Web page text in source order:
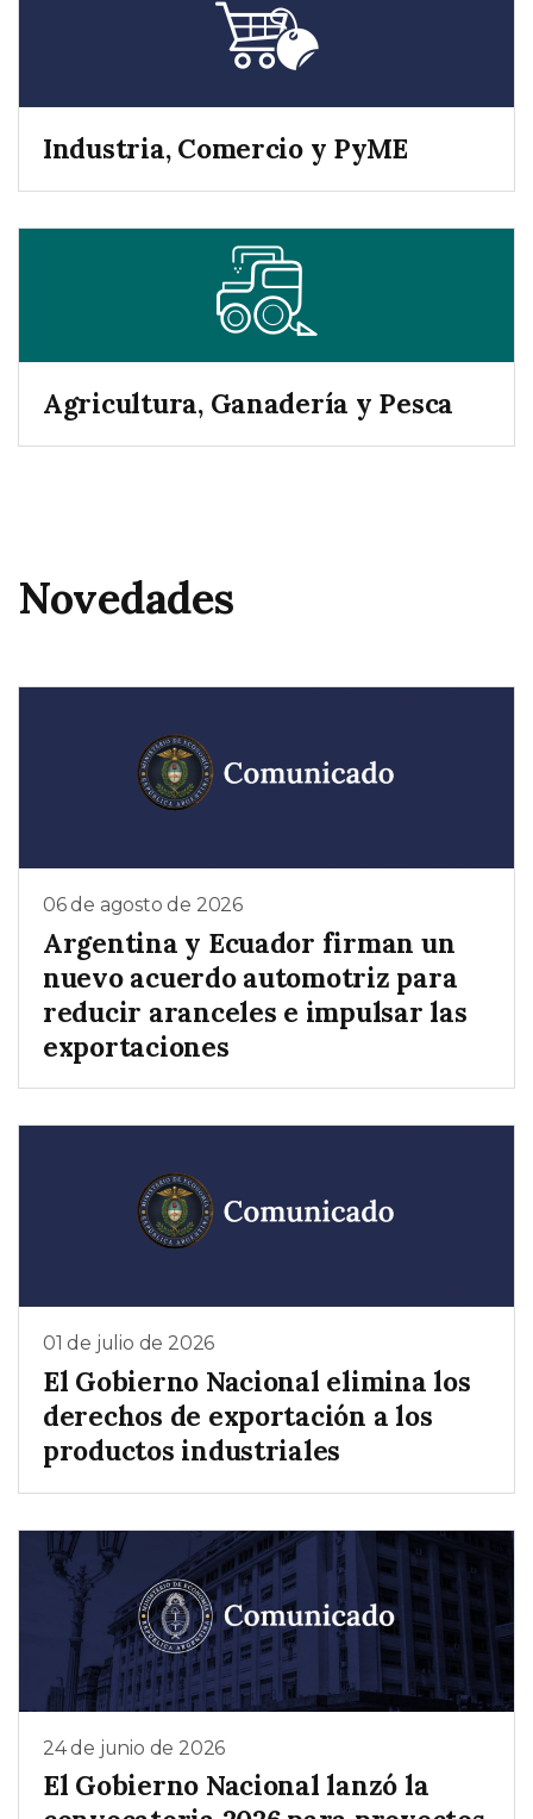
Industria, Comercio y PyME
Agricultura, Ganadería y Pesca
Novedades
06 de agosto de 2026
Argentina y Ecuador firman un
nuevo acuerdo automotriz para
reducir aranceles e impulsar las
exportaciones
01 de julio de 2026
El Gobierno Nacional elimina los
derechos de exportación a los
productos industriales
24 de junio de 2026
El Gobierno Nacional lanzó la